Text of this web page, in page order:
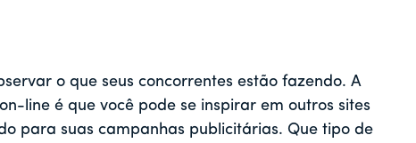
o que seus concorrentes estão fazendo. A
line é que você pode se inspirar em outros sites
para suas campanhas publicitárias. Que tipo de